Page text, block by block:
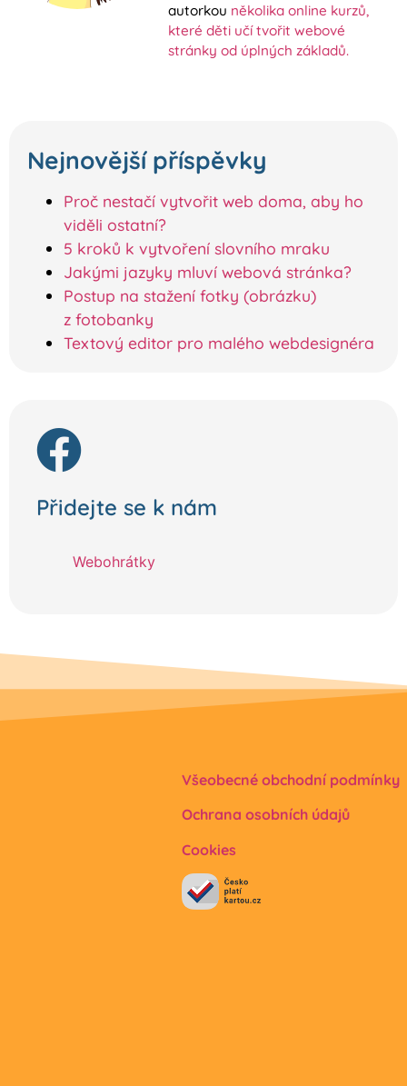
autorkou několika online kurzů,
které děti učí tvořit webové
stránky od úplných základů.
Nejnovější příspěvky
Proč nestačí vytvořit web doma, aby ho
viděli ostatní?
5 kroků k vytvoření slovního mraku
Jakými jazyky mluví webová stránka?
Postup na stažení fotky (obrázku)
z fotobanky
Textový editor pro malého webdesignéra
Přidejte se k nám
Webohrátky
Všeobecné obchodní podmínky
Ochrana osobních údajů
Cookies